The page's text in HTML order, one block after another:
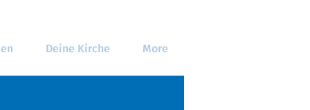
Deine Kirche More